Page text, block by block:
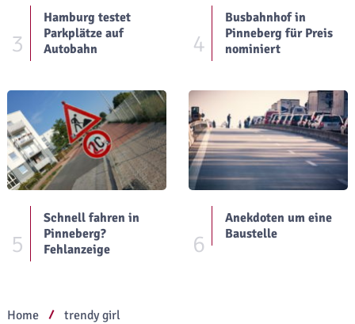
3
Hamburg testet
Parkplätze auf
Autobahn
4
Busbahnhof in
Pinneberg für Preis
nominiert
5
Schnell fahren in
Pinneberg?
Fehlanzeige
6
Anekdoten um eine
Baustelle
Home trendy girl